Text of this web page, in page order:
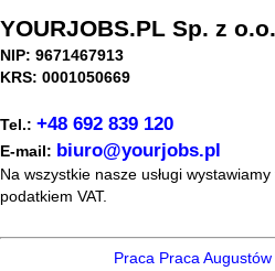
YOURJOBS.PL Sp. z o.o.
NIP: 9671467913
KRS: 0001050669
Tel.: +48 692 839 120
E-mail: biuro@yourjobs.pl
Na wszystkie nasze usługi
podatkiem VAT.
Praca Praca Augustów